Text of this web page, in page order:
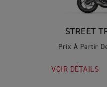
STREET
Prix À Partir
VOIR DÉTAILS